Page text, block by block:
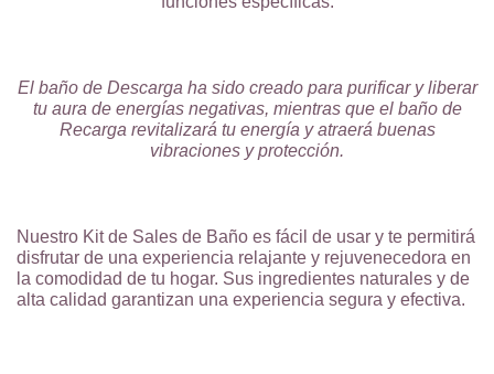
El baño de Descarga ha sido creado para purificar y liberar
tu aura de energías negativas, mientras que el baño de
Recarga revitalizará tu energía y atraerá buenas
vibraciones y protección.
Nuestro Kit de Sales de Baño es fácil de usar y te permitirá
disfrutar de una experiencia relajante y rejuvenecedora en
la comodidad de tu hogar. Sus ingredientes naturales y de
alta calidad garantizan una experiencia segura y efectiva.